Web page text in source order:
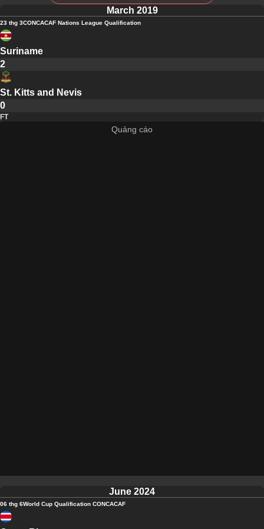
March 2019
23 thg 3CONCACAF Nations League Qualification
Suriname
2
St. Kitts and Nevis
0
FT
June 2024
06 thg 6World Cup Qualification CONCACAF